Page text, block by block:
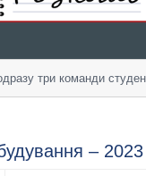
три команди
– 2023